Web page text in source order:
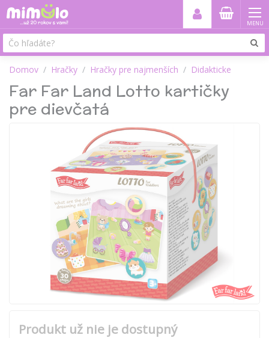
MENU
Domov Hračky Hračky pre najmenších Didakticke
Far Far Land Lotto kartičky
pre dievčatá
Produkt už nie je dostupný